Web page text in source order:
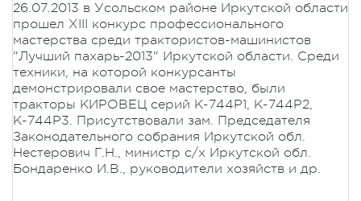
26.07.2013 в Усольском районе Иркутской области
прошел XIII конкурс профессионального
мастерства среди трактористов-машинистов
"Лучший пахарь-2013" Иркутской области. Среди
техники, на которой конкурсанты
демонстрировали свое мастерство, были
тракторы КИРОВЕЦ серий К-744Р1, К-744Р2,
К-744Р3. Присутствовали зам. Председателя
Законодательного собрания Иркутской обл.
Нестерович Г.Н., министр с/х Иркутской обл.
Бондаренко И.В., руководители хозяйств и др.